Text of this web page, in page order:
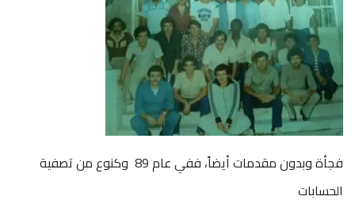
فجأة وبدون مقدمات أيضاً، ففي عام 89 وكنوع من تصفية
الحسابات